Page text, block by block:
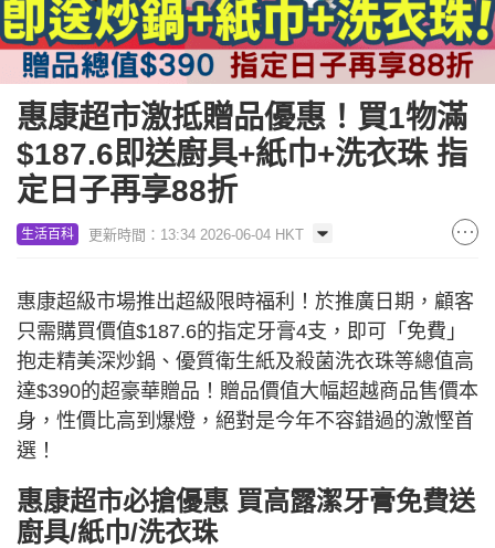
惠康超市激抵贈品優惠！買1物滿
$187.6即送廚具+紙巾+洗衣珠 指
定日子再享88折
生活百科 更新時間：13:34 2026-06-04 HKT
惠康超級市場推出超級限時福利！於推廣日期，顧客
只需購買價值$187.6的指定牙膏4支，即可「免費」
抱走精美深炒鍋、優質衛生紙及殺菌洗衣珠等總值高
達$390的超豪華贈品！贈品價值大幅超越商品售價本
身，性價比高到爆燈，絕對是今年不容錯過的激慳首
選！
惠康超市必搶優惠 買高露潔牙膏免費送
廚具/紙巾/洗衣珠